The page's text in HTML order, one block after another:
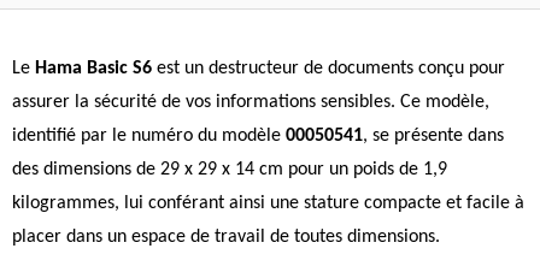
Le Hama Basic S6 est un destructeur de documents conçu pour
assurer la sécurité de vos informations sensibles. Ce modèle,
identifié par le numéro du modèle 00050541, se présente dans
des dimensions de 29 x 29 x 14 cm pour un poids de 1,9
kilogrammes, lui conférant ainsi une stature compacte et facile à
placer dans un espace de travail de toutes dimensions.